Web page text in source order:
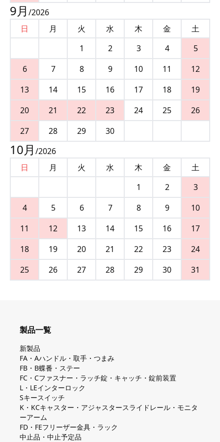
9月 /2026
日
月 火 水 木 金
土
1
2 3 4
5
6
7 8 9 10 11
12
13
14 15 16 17 18
19
20
21 22 23 24 25
26
27
28 29 30
10月 /2026
日
月 火 水 木 金
土
1
2
3
4
5 6 7 8 9
10
11
12 13 14 15 16
17
18
19 20 21 22 23
24
25
26 27 28 29 30 31
製品一覧
新製品
FA・Aハンドル・取手・つまみ
FB・B蝶番・ステー
FC・Cファスナー・ラッチ錠・キャッチ・錠前装置
L・LEインターロック
Sキースイッチ
K・KCキャスター・アジャスタースライドレール・モニタ
ーアーム
FD・FEフリーザー金具・ラック
中止品・中止予定品